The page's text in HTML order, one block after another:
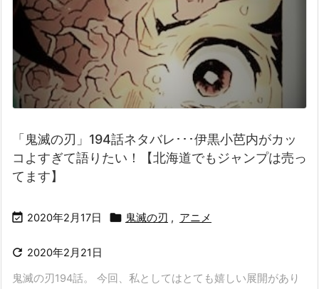
「鬼滅の刃」194話ネタバレ･･･伊黒小芭内がカッ
コよすぎて語りたい！【北海道でもジャンプは売っ
てます】
 2020年2月17日  鬼滅の刃 , アニメ
 2020年2月21日
鬼滅の刃194話。 今回、私としてはとても嬉しい展開があり